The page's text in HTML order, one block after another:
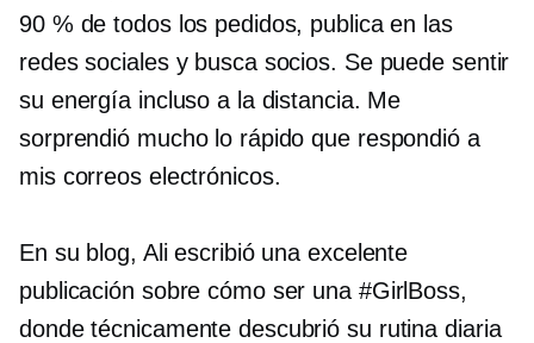
90 % de todos los pedidos, publica en las
redes sociales y busca socios. Se puede sentir
su energía incluso a la distancia. Me
sorprendió mucho lo rápido que respondió a
mis correos electrónicos.
En su blog, Ali escribió una excelente
publicación sobre cómo ser una #GirlBoss,
donde técnicamente descubrió su rutina diaria